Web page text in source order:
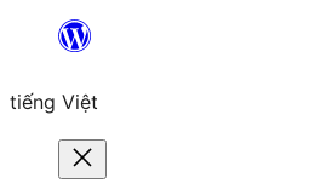
Chuyển
phần
tiếng Việt